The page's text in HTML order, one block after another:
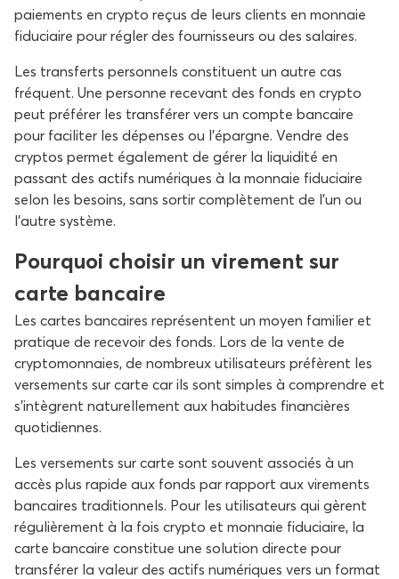
paiements en crypto reçus de leurs clients en monnaie
fiduciaire pour régler des fournisseurs ou des salaires.
Les transferts personnels constituent un autre cas
fréquent. Une personne recevant des fonds en crypto
peut préférer les transférer vers un compte bancaire
pour faciliter les dépenses ou l’épargne. Vendre des
cryptos permet également de gérer la liquidité en
passant des actifs numériques à la monnaie fiduciaire
selon les besoins, sans sortir complètement de l’un ou
l’autre système.
Pourquoi choisir un virement sur
carte bancaire
Les cartes bancaires représentent un moyen familier et
pratique de recevoir des fonds. Lors de la vente de
cryptomonnaies, de nombreux utilisateurs préfèrent les
versements sur carte car ils sont simples à comprendre et
s’intègrent naturellement aux habitudes financières
quotidiennes.
Les versements sur carte sont souvent associés à un
accès plus rapide aux fonds par rapport aux virements
bancaires traditionnels. Pour les utilisateurs qui gèrent
régulièrement à la fois crypto et monnaie fiduciaire, la
carte bancaire constitue une solution directe pour
transférer la valeur des actifs numériques vers un format